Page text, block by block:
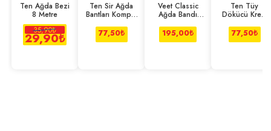
Ten Ağda Bezi
8 Metre
35,90₺
29,90₺
Ten Sir Ağda
Bantları Komple
77,50₺
Veet Classic
Ağda Bandı
195,00₺
Ten Tüy
Dökücü Krem
77,50₺